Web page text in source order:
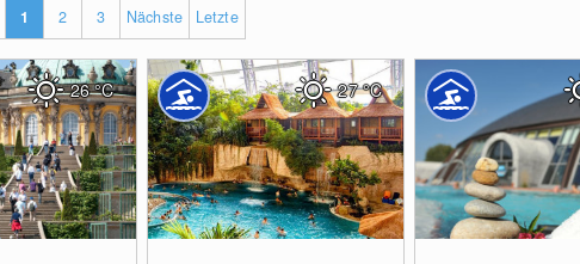
1 2 3 Nächste Letzte
26°C 27°C